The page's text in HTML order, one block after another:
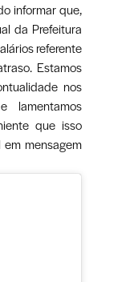
informar que,
da Prefeitura
referente
Estamos
nos
lamentamos
que isso
em mensagem